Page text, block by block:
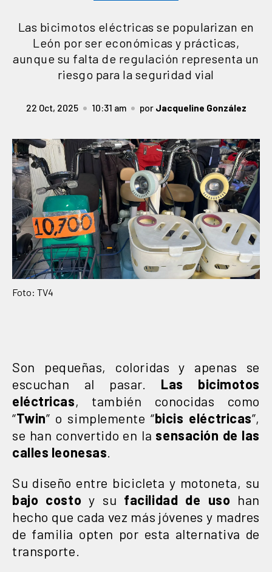
Las bicimotos eléctricas se popularizan en
León por ser económicas y prácticas,
aunque su falta de regulación representa un
riesgo para la seguridad vial
22 Oct, 2025 10:31 am por Jacqueline González
Foto: TV4
Son pequeñas, coloridas y apenas se
escuchan al pasar. Las bicimotos
eléctricas, también conocidas como
“Twin” o simplemente “bicis eléctricas”,
se han convertido en la sensación de las
calles leonesas
Su diseño entre bicicleta y motoneta, su
bajo costo y su facilidad de uso han
hecho que cada vez más jóvenes y madres
de familia opten por esta alternativa de
transporte.